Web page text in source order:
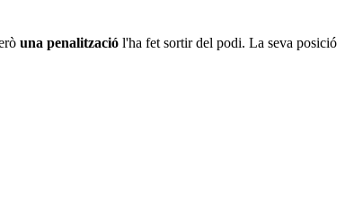
una penalització l'ha fet sortir del podi. La seva posició